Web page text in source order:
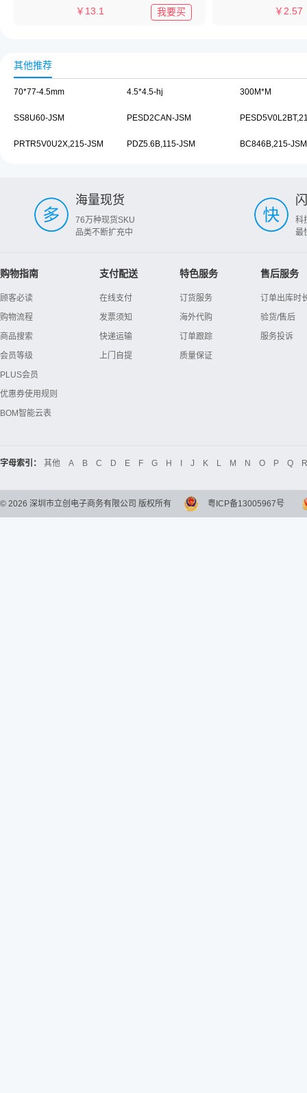
￥ 13.1 我要买 ￥ 2.57
其他推荐
70*77-4.5mm 4.5*4.5-hj 300M*M
SS8U60-JSM PESD2CAN-JSM
PRTR5V0U2X,215-JSM PDZ5.6B,115-JSM BC846B,215-JSM
海量现货
76万种现货SKU
品类不断扩充中
科
最
购物指南
顾客必读
购物流程
商品搜索
会员等级
PLUS会员
优惠券使用规则
BOM智能云表
支付配送
在线支付
发票须知
快递运输
上门自提
特色服务
订货服务
海外代购
订单跟踪
质量保证
售后服务
订单出库时
验货/售后
服务投诉
字母索引： 其他 A B C D E F G H I J K L M N O P Q R
© 2026 深圳市立创电子商务有限公司 版权所有 粤ICP备13005967号